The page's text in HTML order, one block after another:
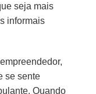
seja mais
informais
se sente
Quando